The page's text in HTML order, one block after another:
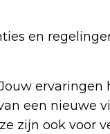
en
ervaringen
een nieuwe
zijn ook voor